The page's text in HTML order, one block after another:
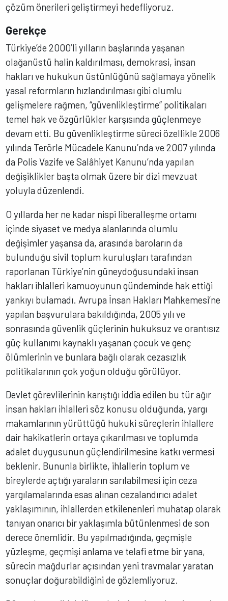
çözüm önerileri geliştirmeyi hedefliyoruz.
Gerekçe
Türkiye’de 2000’li yılların başlarında yaşanan
olağanüstü halin kaldırılması, demokrasi, insan
hakları ve hukukun üstünlüğünü sağlamaya yönelik
yasal reformların hızlandırılması gibi olumlu
gelişmelere rağmen, “güvenlikleştirme” politikaları
temel hak ve özgürlükler karşısında güçlenmeye
devam etti. Bu güvenlikleştirme süreci özellikle 2006
yılında Terörle Mücadele Kanunu’nda ve 2007 yılında
da Polis Vazife ve Salâhiyet Kanunu’nda yapılan
değişiklikler başta olmak üzere bir dizi mevzuat
yoluyla düzenlendi.
O yıllarda her ne kadar nispi liberalleşme ortamı
içinde siyaset ve medya alanlarında olumlu
değişimler yaşansa da, arasında baroların da
bulunduğu sivil toplum kuruluşları tarafından
raporlanan Türkiye’nin güneydoğusundaki insan
hakları ihlalleri kamuoyunun gündeminde hak ettiği
yankıyı bulamadı. Avrupa İnsan Hakları Mahkemesi’ne
yapılan başvurulara bakıldığında, 2005 yılı ve
sonrasında güvenlik güçlerinin hukuksuz ve orantısız
güç kullanımı kaynaklı yaşanan çocuk ve genç
ölümlerinin ve bunlara bağlı olarak cezasızlık
politikalarının çok yoğun olduğu görülüyor.
Devlet görevlilerinin karıştığı iddia edilen bu tür ağır
insan hakları ihlalleri söz konusu olduğunda, yargı
makamlarının yürüttüğü hukuki süreçlerin ihlallere
dair hakikatlerin ortaya çıkarılması ve toplumda
adalet duygusunun güçlendirilmesine katkı vermesi
beklenir. Bununla birlikte, ihlallerin toplum ve
bireylerde açtığı yaraların sarılabilmesi için ceza
yargılamalarında esas alınan cezalandırıcı adalet
yaklaşımının, ihlallerden etkilenenleri muhatap olarak
tanıyan onarıcı bir yaklaşımla bütünlenmesi de son
derece önemlidir. Bu yapılmadığında, geçmişle
yüzleşme, geçmişi anlama ve telafi etme bir yana,
sürecin mağdurlar açısından yeni travmalar yaratan
sonuçlar doğurabildiğini de gözlemliyoruz.